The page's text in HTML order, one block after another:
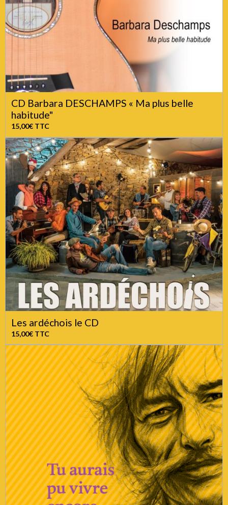
CD Barbara DESCHAMPS « Ma plus belle
habitude"
15,00€TTC
Les ardéchois le CD
15,00€TTC